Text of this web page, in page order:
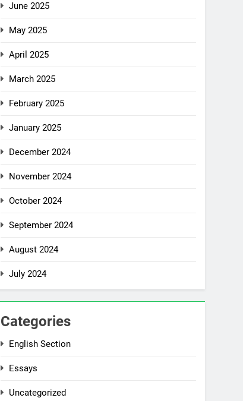
June 2025
May 2025
April 2025
March 2025
February 2025
January 2025
December 2024
November 2024
October 2024
September 2024
August 2024
July 2024
Categories
English Section
Essays
Uncategorized